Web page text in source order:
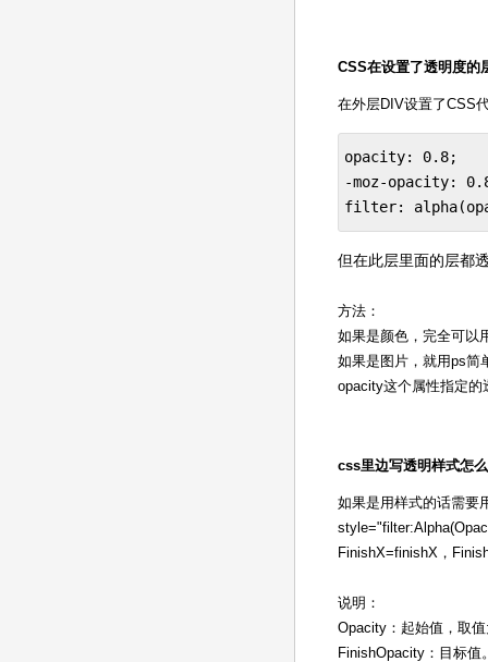
CSS在设置了透明度的
在外层DIV设置了CSS
opacity: 0.8;
-moz-opacity:
filter:
但在此层里面的层都
方法：
如果是颜色，完全可以
如果是图片，就用ps简
opacity这个属性指定的
css里边写透明样式怎
如果是用样式的话需要
FinishX=finishX，
说明：
Opacity：起始值，取
FinishOpacity：目标值